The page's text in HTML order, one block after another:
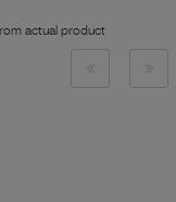
actual product